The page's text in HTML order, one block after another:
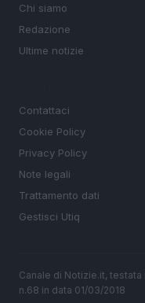
Chi siamo
Redazione
Ultime notizie
Contattaci
Cookie Policy
Privacy Policy
Note legali
Trattamento dati
Gestisci Utiq
Canale di Notizie.it,
n.68 in data 01/03/2018